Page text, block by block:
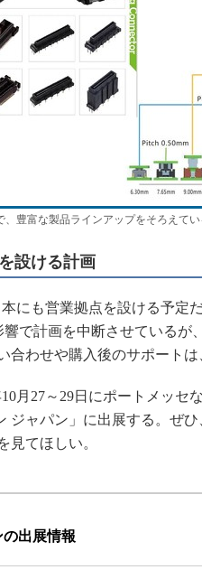
、豊富な製品ラインアップをそろえてい
設ける計画
にも営業拠点を設ける予定
で計画を中断させているが
合わせや購入後のサポートは
月27～29日にポートメッセ
ジャパン」に出展する。ぜ
見てほしい。
出展情報